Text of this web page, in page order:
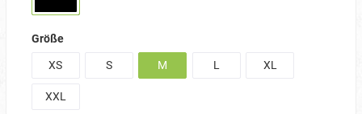
Größe
XS
S M L XL
XXL